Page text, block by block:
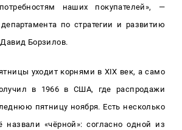
потребностям наших покупателей», —
по стратегии и развитию
Борзилов.
уходит корнями в XIX век, а само
в 1966 в США, где распродажи
пятницу ноября. Есть несколько
назвали «чёрной»: согласно одной из